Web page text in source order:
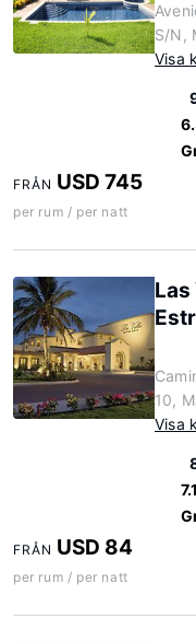
S/N,
Visa
FRÅN USD 745
per rum / per natt
Las
10,
Visa
FRÅN USD 84
per rum / per natt